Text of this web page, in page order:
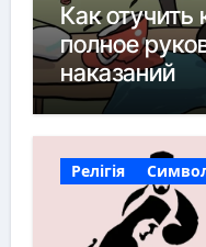
Как отучить
полное
наказаний
Релігія